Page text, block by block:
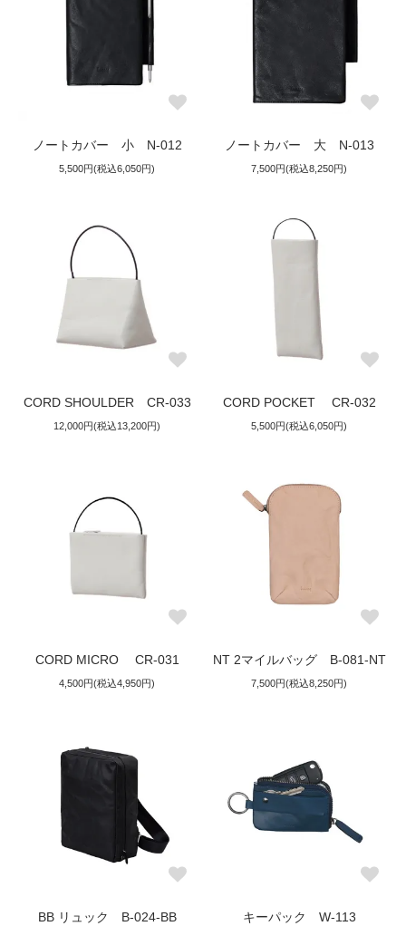
ノートカバー 小 N-012
5,500円(税込6,050円)
ノートカバー 大 N-013
7,500円(税込8,250円)
CORD SHOULDER CR-033
12,000円(税込13,200円)
CORD POCKET CR-032
5,500円(税込6,050円)
CORD MICRO CR-031
4,500円(税込4,950円)
NT 2マイルバッグ B-081-NT
7,500円(税込8,250円)
BB リュック B-024-BB キーパック W-113